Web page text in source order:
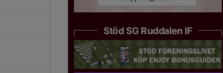
Stöd SG Ruddalen IF